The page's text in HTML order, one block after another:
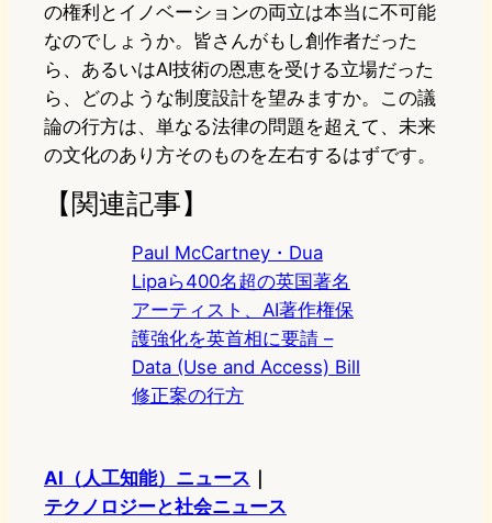
の権利とイノベーションの両立は本当に不可能
なのでしょうか。皆さんがもし創作者だった
ら、あるいはAI技術の恩恵を受ける立場だった
ら、どのような制度設計を望みますか。この議
論の行方は、単なる法律の問題を超えて、未来
の文化のあり方そのものを左右するはずです。
【関連記事】
Paul McCartney・Dua
Lipaら400名超の英国著名
アーティスト、AI著作権保
護強化を英首相に要請 –
Data (Use and Access) Bill
修正案の行方
AI（人工知能）ニュース
テクノロジーと社会ニュース